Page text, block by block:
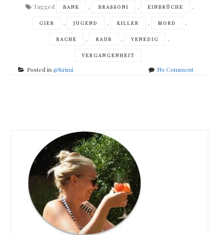
Tagged BANK , BRASSONI , EINBRÜCHE ,
GIER , JUGEND , KILLER , MORD ,
RACHE , RAUB , VENEDIG ,
VERGANGENHEIT
Posted in@Krimi No Commenton
navigation